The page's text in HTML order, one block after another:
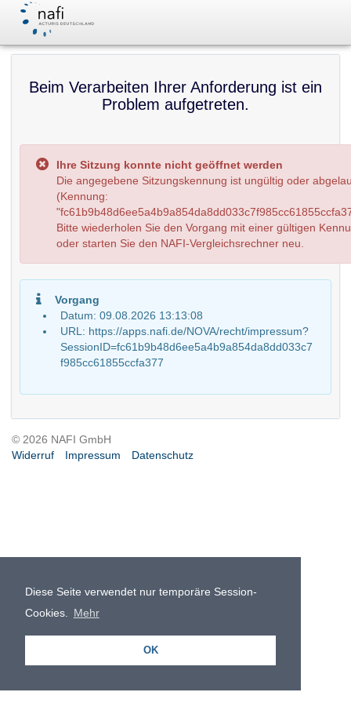
Diese Seite verwendet nur temporäre Session-
Cookies.
Mehr
OK
Beim Verarbeiten Ihrer Anforderung ist ein
Problem aufgetreten.
Ihre Sitzung konnte nicht geöffnet werden
Die angegebene Sitzungskennung ist ungültig oder
(Kennung:
Bitte wiederholen Sie den Vorgang mit einer gültigen
oder starten Sie den NAFI-Vergleichsrechner neu.
Vorgang
Datum: 09.08.2026 13:13:08
URL: https://apps.nafi.de/NOVA/recht/impressum?
SessionID=fc61b9b48d6ee5a4b9a854da8dd033c7
f985cc61855ccfa377
© 2026 NAFI GmbH
Widerruf
Impressum Datenschutz